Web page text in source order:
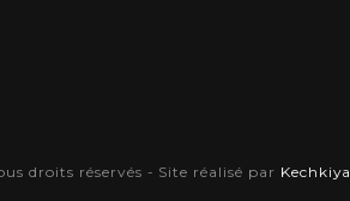
droits réservés - Site réalisé par Kechkiya